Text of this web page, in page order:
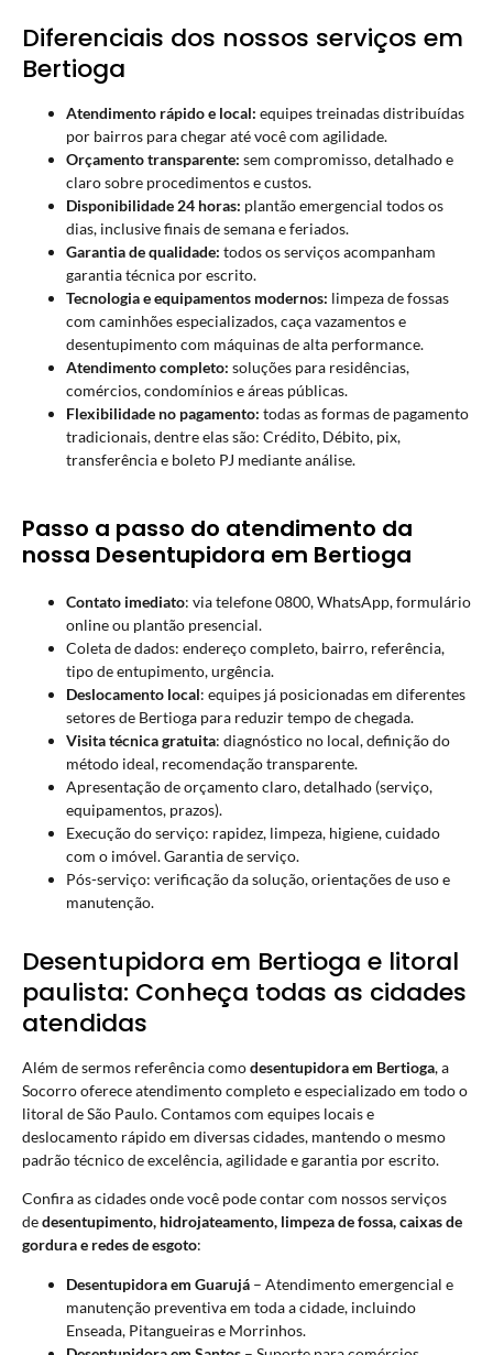
Diferenciais dos nossos serviços em
Bertioga
Atendimento rápido e local: equipes treinadas distribuídas
por bairros para chegar até você com agilidade.
Orçamento transparente: sem compromisso, detalhado e
claro sobre procedimentos e custos.
Disponibilidade 24 horas: plantão emergencial todos os
dias, inclusive finais de semana e feriados.
Garantia de qualidade: todos os serviços acompanham
garantia técnica por escrito.
Tecnologia e equipamentos modernos: limpeza de fossas
com caminhões especializados, caça vazamentos e
desentupimento com máquinas de alta performance.
Atendimento completo: soluções para residências,
comércios, condomínios e áreas públicas.
Flexibilidade no pagamento: todas as formas de pagamento
tradicionais, dentre elas são: Crédito, Débito, pix,
transferência e boleto PJ mediante análise.
Passo a passo do atendimento da
nossa Desentupidora em Bertioga
Contato imediato: via telefone 0800, WhatsApp, formulário
online ou plantão presencial.
Coleta de dados: endereço completo, bairro, referência,
tipo de entupimento, urgência.
Deslocamento local: equipes já posicionadas em diferentes
setores de Bertioga para reduzir tempo de chegada.
Visita técnica gratuita: diagnóstico no local, definição do
método ideal, recomendação transparente.
Apresentação de orçamento claro, detalhado (serviço,
equipamentos, prazos).
Execução do serviço: rapidez, limpeza, higiene, cuidado
com o imóvel. Garantia de serviço.
Pós-serviço: verificação da solução, orientações de uso e
manutenção.
Desentupidora em Bertioga e litoral
paulista: Conheça todas as cidades
atendidas
Além de sermos referência comodesentupidora em Bertioga, a
Socorro oferece atendimento completo e especializado em todo o
litoral de São Paulo. Contamos com equipes locais e
deslocamento rápido em diversas cidades, mantendo o mesmo
padrão técnico de excelência, agilidade e garantia por escrito.
Confira as cidades onde você pode contar com nossos serviços
dedesentupimento, hidrojateamento, limpeza de fossa, caixas de
gordura e redes de esgoto:
Desentupidora em Guarujá – Atendimento emergencial e
manutenção preventiva em toda a cidade, incluindo
Enseada, Pitangueiras e Morrinhos.